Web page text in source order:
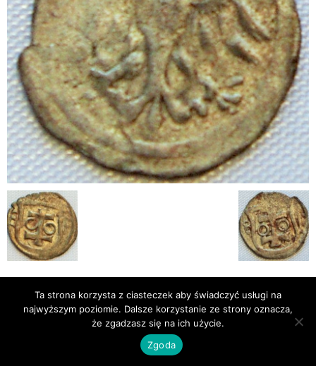
Publikacje
Bibliografia
© Newsmag WordPress Theme by TagDiv
Ta strona korzysta z ciasteczek aby świadczyć usługi na
najwyższym poziomie. Dalsze korzystanie ze strony oznacza,
że zgadzasz się na ich użycie.
Zgoda